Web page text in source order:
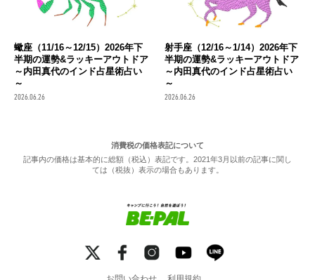
蠍座（11/16～12/15）2026年下
半期の運勢&ラッキーアウトドア
～内田真代のインド占星術占い
～
2026.06.26
射手座（12/16～1/14）2026年下
半期の運勢&ラッキーアウトドア
～内田真代のインド占星術占い
～
2026.06.26
消費税の価格表記について
記事内の価格は基本的に総額（税込）表記です。2021年3月以前の記事に関し
ては（税抜）表示の場合もあります。